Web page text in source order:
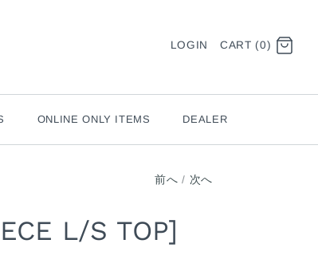
LOGIN CART (0)
ONLINE ONLY ITEMS DEALER
前へ / 次へ
L/S TOP]